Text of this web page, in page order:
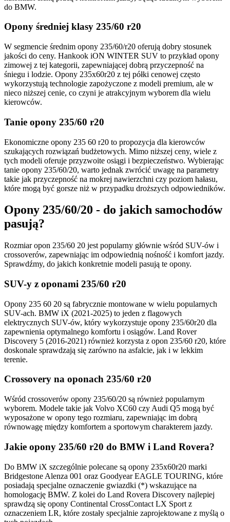
do BMW.
Opony średniej klasy 235/60 r20
W segmencie średnim opony 235/60/r20 oferują dobry stosunek
jakości do ceny. Hankook iON WINTER SUV to przykład opony
zimowej z tej kategorii, zapewniającej dobrą przyczepność na
śniegu i lodzie. Opony 235x60r20 z tej półki cenowej często
wykorzystują technologie zapożyczone z modeli premium, ale w
nieco niższej cenie, co czyni je atrakcyjnym wyborem dla wielu
kierowców.
Tanie opony 235/60 r20
Ekonomiczne opony 235 60 r20 to propozycja dla kierowców
szukających rozwiązań budżetowych. Mimo niższej ceny, wiele z
tych modeli oferuje przyzwoite osiągi i bezpieczeństwo. Wybierając
tanie opony 235/60/20, warto jednak zwrócić uwagę na parametry
takie jak przyczepność na mokrej nawierzchni czy poziom hałasu,
które mogą być gorsze niż w przypadku droższych odpowiedników.
Opony 235/60/20 - do jakich samochodów
pasują?
Rozmiar opon 235/60 20 jest popularny głównie wśród SUV-ów i
crossoverów, zapewniając im odpowiednią nośność i komfort jazdy.
Sprawdźmy, do jakich konkretnie modeli pasują te opony.
SUV-y z oponami 235/60 r20
Opony 235 60 20 są fabrycznie montowane w wielu popularnych
SUV-ach. BMW iX (2021-2025) to jeden z flagowych
elektrycznych SUV-ów, który wykorzystuje opony 235/60r20 dla
zapewnienia optymalnego komfortu i osiągów. Land Rover
Discovery 5 (2016-2021) również korzysta z opon 235/60 r20, które
doskonale sprawdzają się zarówno na asfalcie, jak i w lekkim
terenie.
Crossovery na oponach 235/60 r20
Wśród crossoverów opony 235/60/20 są również popularnym
wyborem. Modele takie jak Volvo XC60 czy Audi Q5 mogą być
wyposażone w opony tego rozmiaru, zapewniając im dobrą
równowagę między komfortem a sportowym charakterem jazdy.
Jakie opony 235/60 r20 do BMW i Land Rovera?
Do BMW iX szczególnie polecane są opony 235x60r20 marki
Bridgestone Alenza 001 oraz Goodyear EAGLE TOURING, które
posiadają specjalne oznaczenie gwiazdki (*) wskazujące na
homologację BMW. Z kolei do Land Rovera Discovery najlepiej
sprawdzą się opony Continental CrossContact LX Sport z
oznaczeniem LR, które zostały specjalnie zaprojektowane z myślą o